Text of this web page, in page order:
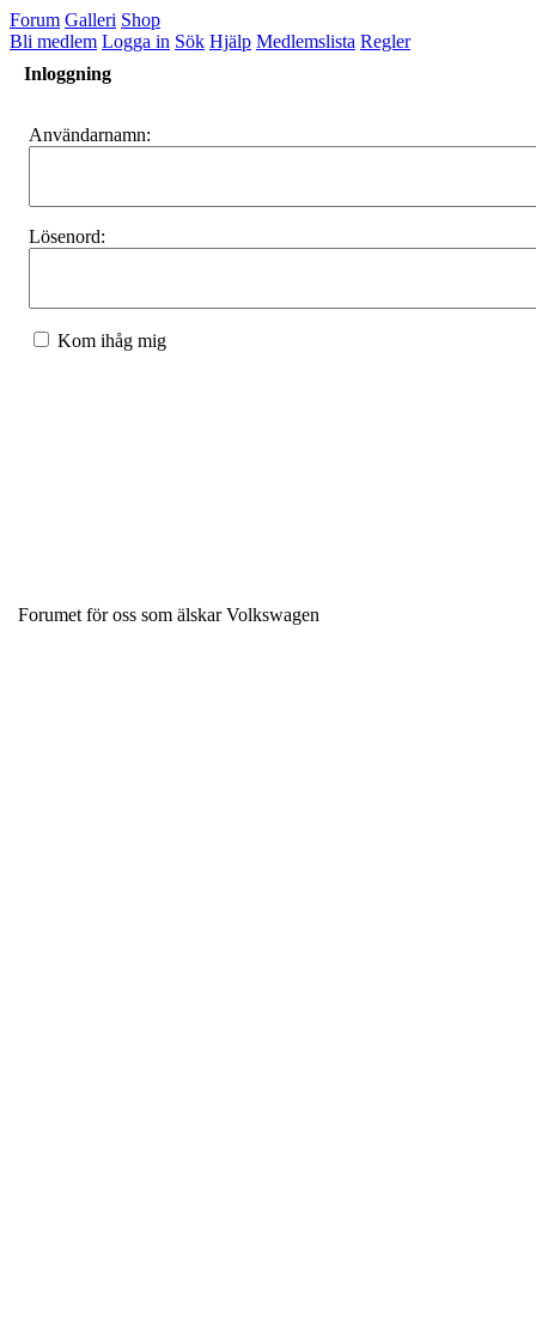
Forum Galleri Shop
Bli medlem Logga in Sök Hjälp Medlemslista Regler
Inloggning
Användarnamn:
Lösenord:
Kom ihåg mig
Forumet för oss som älskar Volkswagen